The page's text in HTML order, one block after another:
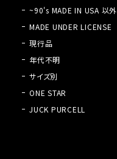
~90's MADE IN USA 以外
MADE UNDER LICENSE
現行品
年代不明
サイズ別
ONE STAR
JUCK PURCELL